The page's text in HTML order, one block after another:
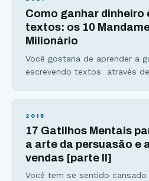
marca poderosa. São 90
contendo ensinamentos dos
Como ganhar dinheiro
textos: os 10
Milionário
Você gostaria de aprender a
escrevendo textos através
sobre como viver da escrita
abaixo. Conheça os 10
deve seguir para ser bem-
2015
17 Gatilhos Mentais
a arte da persuasão e
vendas [parte II]
Você tem se sentido